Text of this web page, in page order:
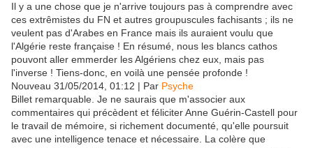
Il y a une chose que je n'arrive toujours pas à comprendre avec
ces extrêmistes du FN et autres groupuscules fachisants ; ils ne
veulent pas d'Arabes en France mais ils auraient voulu que
l'Algérie reste française ! En résumé, nous les blancs cathos
pouvont aller emmerder les Algériens chez eux, mais pas
l'inverse ! Tiens-donc, en voilà une pensée profonde !
Nouveau 31/05/2014, 01:12 | Par Psyche
Billet remarquable. Je ne saurais que m'associer aux
commentaires qui précèdent et féliciter Anne Guérin-Castell pour
le travail de mémoire, si richement documenté, qu'elle poursuit
avec une intelligence tenace et nécessaire. La colère que